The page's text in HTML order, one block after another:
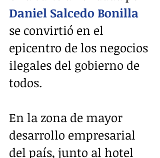
Daniel Salcedo Bonilla
se convirtió en el
epicentro de los negocios
ilegales del gobierno de
todos.
En la zona de mayor
desarrollo empresarial
del país, junto al hotel